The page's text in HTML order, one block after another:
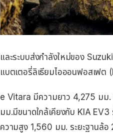
และระบบส่งกำลังใหม่ของ
แบตเตอรี่ลิเธียมไอออนฟอสเฟต
e Vitara มีความยาว 4,275 มม.
มม.มีขนาดใกล้เคียงกับ KIA
ความสูง 1,560 มม. ระยะฐานล้